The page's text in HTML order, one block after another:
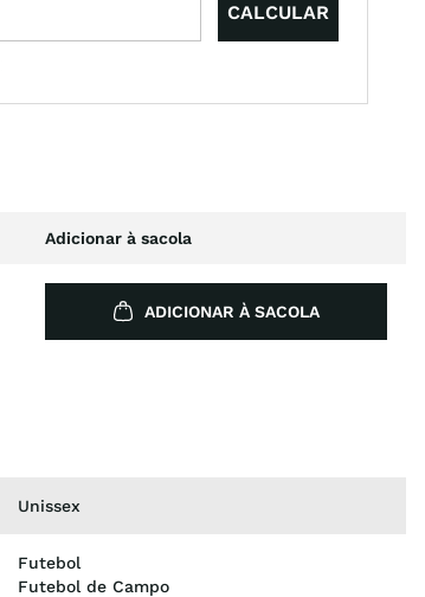
Adicionar à sacola
ADICIONAR À SACOLA
Unissex
Futebol
Futebol de Campo